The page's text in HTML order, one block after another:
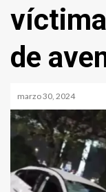
de
marzo 30, 2024